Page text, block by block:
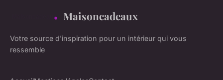
Maisoncadeaux
Votre source d'inspiration pour un intérieur qui vous
ressemble